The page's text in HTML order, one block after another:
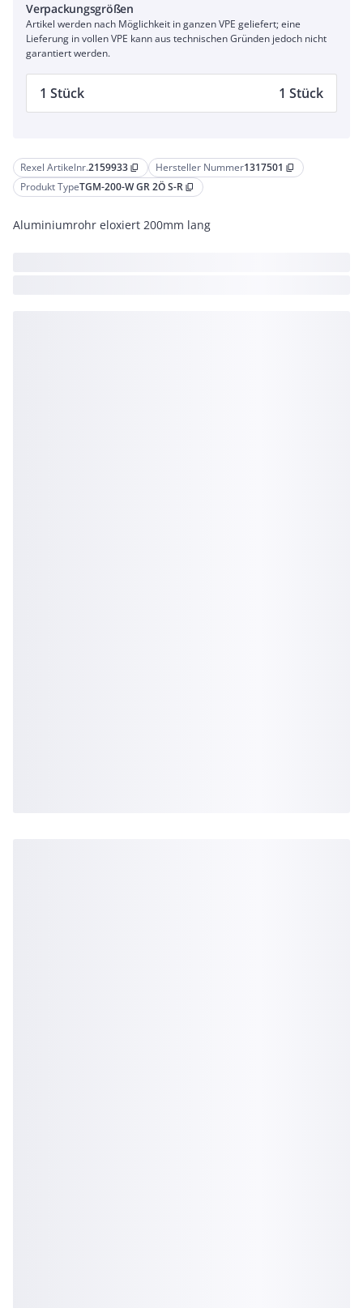
Rexel Artikelnr.2159933 content_copy Hersteller Nummer1317501 content_copy
Produkt TypeTGM-200-W GR 2Ö S-R content_copy
Aluminiumrohr eloxiert 200mm lang
Verpackungsgrößen
Artikel werden nach Möglichkeit in ganzen VPE geliefert; eine
Lieferung in vollen VPE kann aus technischen Gründen jedoch nicht
garantiert werden.
1 Stück 1 Stück